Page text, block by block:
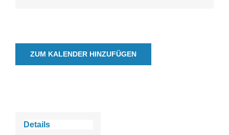
ZUM KALENDER HINZUFÜGEN
Details